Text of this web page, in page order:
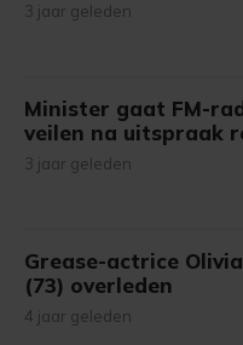
3 jaar geleden
Minister gaat FM-
veilen na uitspraak
3 jaar geleden
Grease-actrice
(73) overleden
4 jaar geleden